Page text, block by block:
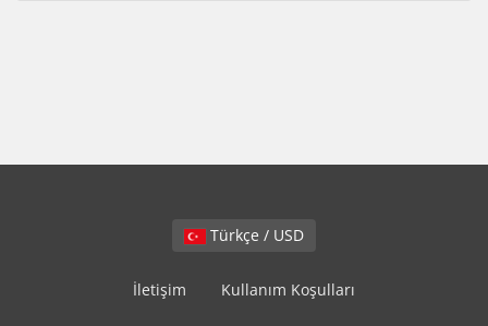
Türkçe / USD
İletişim Kullanım Koşulları